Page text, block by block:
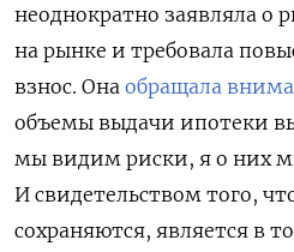
неоднократно заявляла о
на рынке и требовала
взнос. Она обращала
объемы выдачи ипотеки
мы видим риски, я о них
И свидетельством того,
сохраняются, является в